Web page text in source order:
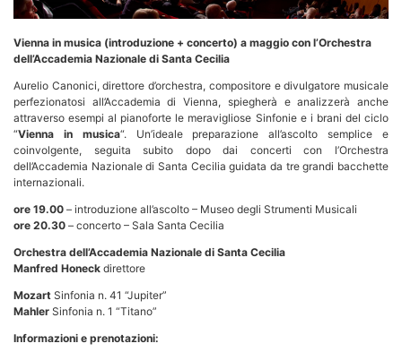
Vienna in musica (introduzione + concerto) a maggio con l’Orchestra
dell’Accademia Nazionale di Santa Cecilia
Aurelio Canonici, direttore d’orchestra, compositore e divulgatore musicale
perfezionatosi all’Accademia di Vienna, spiegherà e analizzerà anche
attraverso esempi al pianoforte le meravigliose Sinfonie e i brani del ciclo
“Vienna in musica“. Un’ideale preparazione all’ascolto semplice e
coinvolgente, seguita subito dopo dai concerti con l’Orchestra
dell’Accademia Nazionale di Santa Cecilia guidata da tre grandi bacchette
internazionali.
ore 19.00 – introduzione all’ascolto – Museo degli Strumenti Musicali
ore 20.30 – concerto – Sala Santa Cecilia
Orchestra dell’Accademia Nazionale di Santa Cecilia
Manfred Honeck direttore
Mozart Sinfonia n. 41 “Jupiter”
Mahler Sinfonia n. 1 “Titano”
Informazioni e prenotazioni: